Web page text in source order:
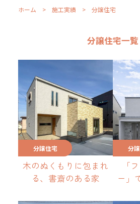
ホーム > 施工実績 > 分譲住宅
分譲住宅一覧
分譲住宅
木のぬくもりに包まれ
る、書斎のある家
分
「
ー」